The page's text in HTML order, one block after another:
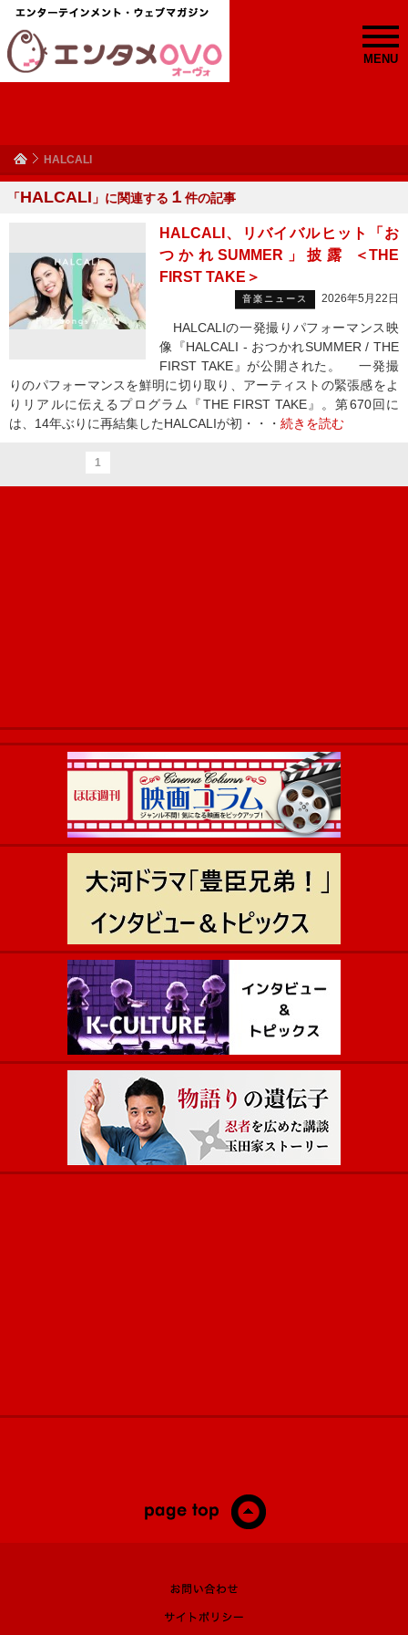
MENU
HALCALI
「HALCALI 」に関連する １ 件の記事
HALCALI、リバイバルヒット「お
つかれSUMMER」披露 ＜THE
FIRST TAKE＞
音楽ニュース 2026年5月22日
HALCALIの一発撮りパフォーマンス映
像『HALCALI - おつかれSUMMER / THE
FIRST TAKE』が公開された。 一発撮
りのパフォーマンスを鮮明に切り取り、アーティストの緊張感をよ
りリアルに伝えるプログラム『THE FIRST TAKE』。第670回に
は、14年ぶりに再結集したHALCALIが初・・・ 続きを読む
1